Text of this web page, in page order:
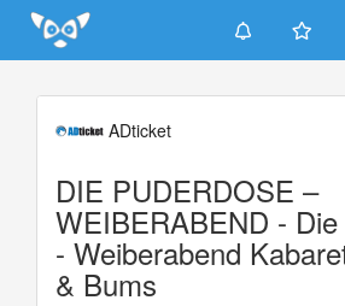
Update cookies preferences
ADticket
DIE PUDERDOSE –
WEIBERABEND -
- Weiberabend
& Bums